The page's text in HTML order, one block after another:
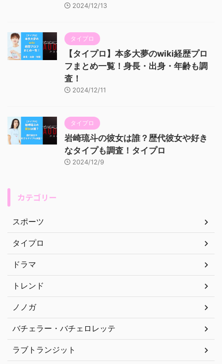
2024/12/13
タイプロ
【タイプロ】本多大夢のwiki経歴プロ
フまとめ一覧！身長・出身・年齢も調
査！
2024/12/11
タイプロ
岩崎琉斗の彼女は誰？歴代彼女や好き
なタイプも調査！タイプロ
2024/12/9
カテゴリー
スポーツ
タイプロ
ドラマ
トレンド
ノノガ
バチェラー・バチェロレッテ
ラブトランジット